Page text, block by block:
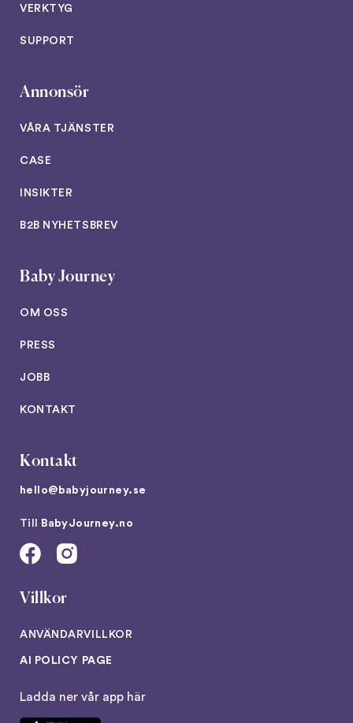
VERKTYG
SUPPORT
Annonsör
VÅRA TJÄNSTER
CASE
INSIKTER
B2B NYHETSBREV
Baby Journey
OM OSS
PRESS
JOBB
KONTAKT
Kontakt
hello@babyjourney.se
Till BabyJourney.no
Villkor
ANVÄNDARVILLKOR
AI POLICY PAGE
Ladda ner vår app här